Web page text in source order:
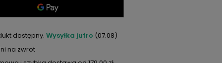
dostępny Wysyłka jutro (07.08)
na zwrot